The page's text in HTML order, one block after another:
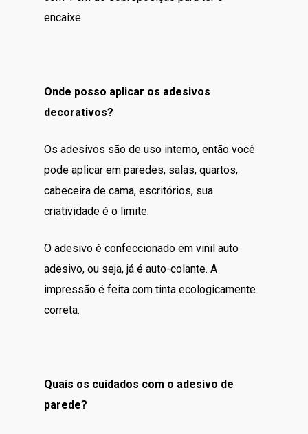
encaixe.
Onde posso aplicar os adesivos
decorativos?
Os adesivos são de uso interno, então você
pode aplicar em paredes, salas, quartos,
cabeceira de cama, escritórios, sua
criatividade é o limite.
O adesivo é confeccionado em vinil auto
adesivo, ou seja, já é auto-colante. A
impressão é feita com tinta ecologicamente
correta.
Quais os cuidados com o adesivo de
parede?